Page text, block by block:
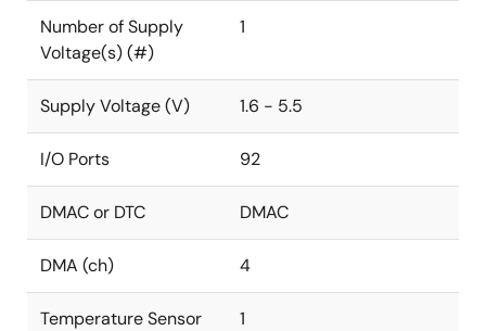
Number of Supply
Voltage(s) (#)
1
Supply Voltage (V) 1.6 - 5.5
I/O Ports 92
DMAC or DTC DMAC
DMA (ch) 4
Temperature Sensor
1